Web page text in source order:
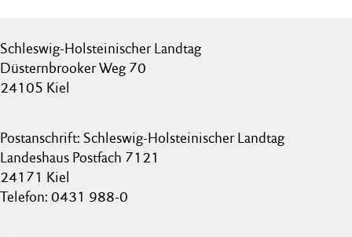
Schleswig-Holsteinischer Landtag
Düsternbrooker Weg 70
24105 Kiel
Postanschrift: Schleswig-Holsteinischer Landtag
Landeshaus Postfach 7121
24171 Kiel
Telefon: 0431 988-0